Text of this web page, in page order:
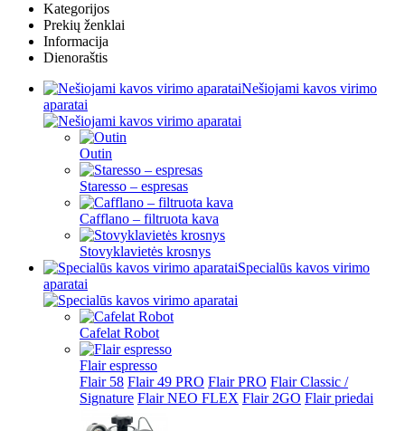
Kategorijos
Prekių ženklai
Informacija
Dienoraštis
Nešiojami kavos virimo
aparatai
Outin
Staresso – espresas
Cafflano – filtruota kava
Stovyklavietės krosnys
Specialūs kavos virimo
aparatai
Cafelat Robot
Flair espresso
Flair 58 Flair 49 PRO Flair PRO Flair Classic /
Signature Flair NEO FLEX Flair 2GO Flair priedai